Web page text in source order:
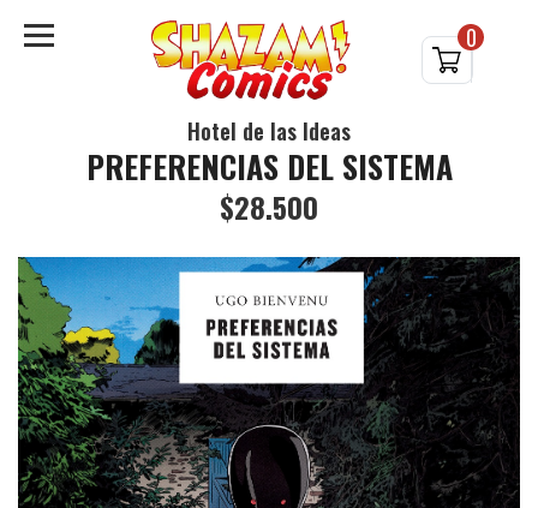
0
Hotel de las Ideas
PREFERENCIAS DEL SISTEMA
$28.500